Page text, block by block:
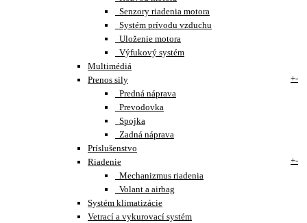
Senzory riadenia motora
Systém prívodu vzduchu
Uloženie motora
Výfukový systém
Multimédiá
Prenos sily
+-
Predná náprava
Prevodovka
Spojka
Zadná náprava
Príslušenstvo
Riadenie
+-
Mechanizmus riadenia
Volant a airbag
Systém klimatizácie
Vetrací a vykurovací systém